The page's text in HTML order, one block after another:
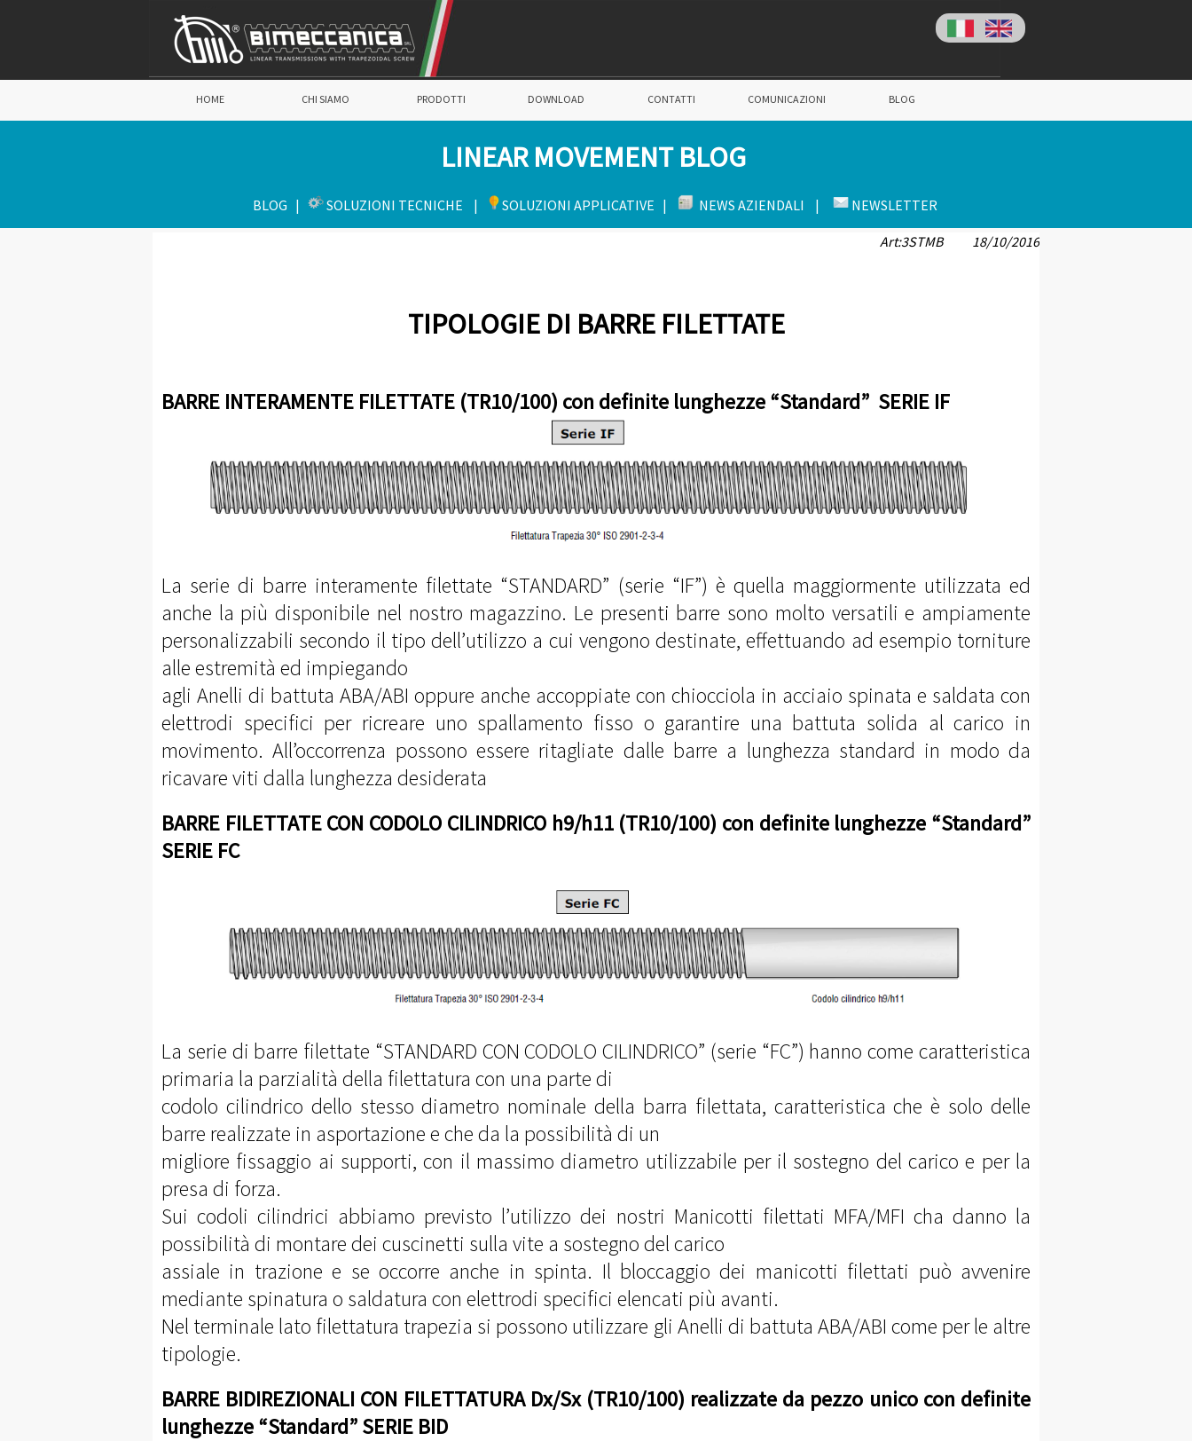
HOME CHI SIAMO PRODOTTI DOWNLOAD CONTATTI COMUNICAZIONI BLOG
LINEAR MOVEMENT BLOG
BLOG | SOLUZIONI TECNICHE | SOLUZIONI APPLICATIVE | NEWS AZIENDALI | NEWSLETTER
Art:3STMB 18/10/2016
TIPOLOGIE DI BARRE FILETTATE
BARRE INTERAMENTE FILETTATE (TR10/100) con definite lunghezze “Standard” SERIE IF
La serie di barre interamente filettate “STANDARD” (serie “IF”) è quella maggiormente utilizzata ed
anche la più disponibile nel nostro magazzino. Le presenti barre sono molto versatili e ampiamente
personalizzabili secondo il tipo dell’utilizzo a cui vengono destinate, effettuando ad esempio torniture
alle estremità ed impiegando
agli Anelli di battuta ABA/ABI oppure anche accoppiate con chiocciola in acciaio spinata e saldata con
elettrodi specifici per ricreare uno spallamento fisso o garantire una battuta solida al carico in
movimento. All’occorrenza possono essere ritagliate dalle barre a lunghezza standard in modo da
ricavare viti dalla lunghezza desiderata
BARRE FILETTATE CON CODOLO CILINDRICO h9/h11 (TR10/100) con definite lunghezze “Standard”
SERIE FC
La serie di barre filettate “STANDARD CON CODOLO CILINDRICO” (serie “FC”) hanno come caratteristica
primaria la parzialità della filettatura con una parte di
codolo cilindrico dello stesso diametro nominale della barra filettata, caratteristica che è solo delle
barre realizzate in asportazione e che da la possibilità di un
migliore fissaggio ai supporti, con il massimo diametro utilizzabile per il sostegno del carico e per la
presa di forza.
Sui codoli cilindrici abbiamo previsto l’utilizzo dei nostri Manicotti filettati MFA/MFI cha danno la
possibilità di montare dei cuscinetti sulla vite a sostegno del carico
assiale in trazione e se occorre anche in spinta. Il bloccaggio dei manicotti filettati può avvenire
mediante spinatura o saldatura con elettrodi specifici elencati più avanti.
Nel terminale lato filettatura trapezia si possono utilizzare gli Anelli di battuta ABA/ABI come per le altre
tipologie.
BARRE BIDIREZIONALI CON FILETTATURA Dx/Sx (TR10/100) realizzate da pezzo unico con definite
lunghezze “Standard” SERIE BID